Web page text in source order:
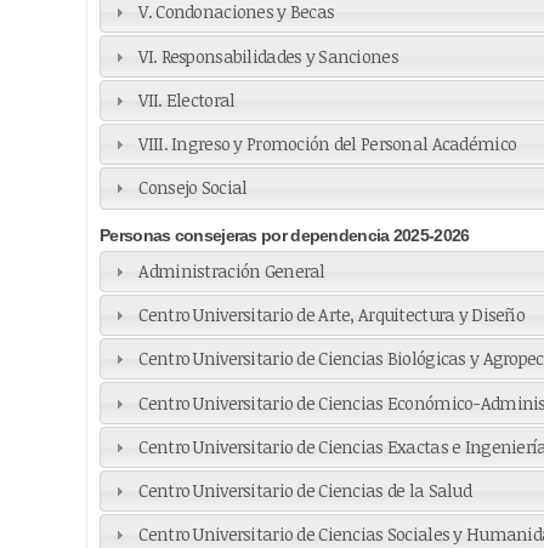
V. Condonaciones y Becas
VI. Responsabilidades y Sanciones
VII. Electoral
VIII. Ingreso y Promoción del Personal Académico
Consejo Social
Personas consejeras por dependencia 2025-2026
Administración General
Centro Universitario de Arte, Arquitectura y Diseño
Centro Universitario de Ciencias Biológicas y
Centro Universitario de Ciencias Económico-
Centro Universitario de Ciencias Exactas e
Centro Universitario de Ciencias de la Salud
Centro Universitario de Ciencias Sociales y